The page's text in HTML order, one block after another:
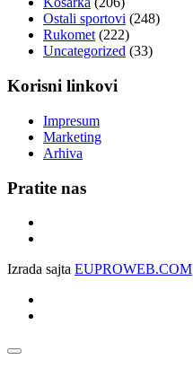
Ostali sportovi (248)
Rukomet(222)
Uncategorized (33)
Korisni linkovi
Impresum
Marketing
Arhiva
Pratite nas
Izrada sajta EUPROWEB.COM